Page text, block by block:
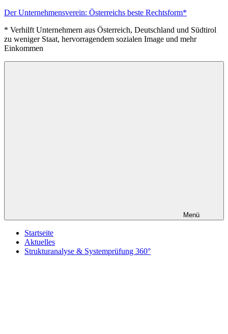
Zum
springen
Der Unternehmensverein: Österreichs beste Rechtsform*
* Verhilft Unternehmern aus Österreich, Deutschland und Südtirol
zu weniger Staat, hervorragendem sozialen Image und mehr
Einkommen
Menü
Startseite
Aktuelles
Strukturanalyse & Systemprüfung 360°